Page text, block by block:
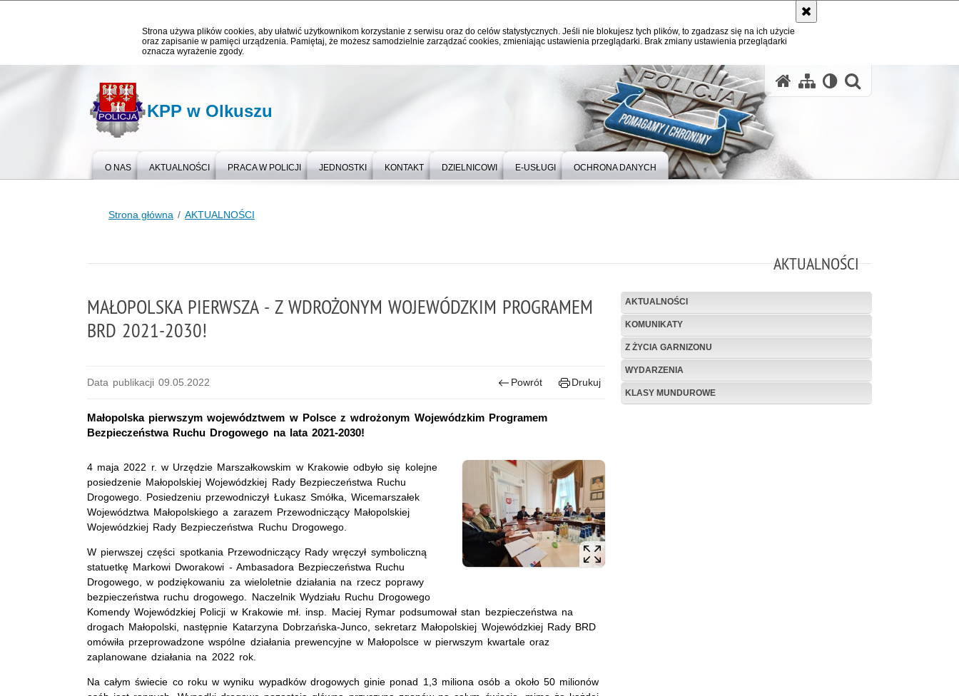
Strona używa plików cookies, aby ułatwić użytkownikom korzystanie z serwisu oraz do celów statystycznych. Jeśli nie blokujesz tych plików, to zgadzasz się na ich użycie
oraz zapisanie w pamięci urządzenia. Pamiętaj, że możesz samodzielnie zarządzać cookies, zmieniając ustawienia przeglądarki. Brak zmiany ustawienia przeglądarki
oznacza wyrażenie zgody.
KPP w Olkuszu
O NAS AKTUALNOŚCI PRACA W POLICJI JEDNOSTKI KONTAKT DZIELNICOWI E-USŁUGI OCHRONA DANYCH
Strona główna AKTUALNOŚCI
AKTUALNOŚCI
MAŁOPOLSKA PIERWSZA - Z WDROŻONYM WOJEWÓDZKIM PROGRAMEM
BRD 2021-2030!
Data publikacji 09.05.2022 Powrót Drukuj
Małopolska pierwszym województwem w Polsce z wdrożonym Wojewódzkim Programem
Bezpieczeństwa Ruchu Drogowego na lata 2021-2030!
4 maja 2022 r. w Urzędzie Marszałkowskim w Krakowie odbyło się kolejne
posiedzenie Małopolskiej Wojewódzkiej Rady Bezpieczeństwa Ruchu
Drogowego. Posiedzeniu przewodniczył Łukasz Smółka, Wicemarszałek
Województwa Małopolskiego a zarazem Przewodniczący Małopolskiej
Wojewódzkiej Rady Bezpieczeństwa Ruchu Drogowego.
W pierwszej części spotkania Przewodniczący Rady wręczył symboliczną
statuetkę Markowi Dworakowi - Ambasadora Bezpieczeństwa Ruchu
Drogowego, w podziękowaniu za wieloletnie działania na rzecz poprawy
bezpieczeństwa ruchu drogowego. Naczelnik Wydziału Ruchu Drogowego
Komendy Wojewódzkiej Policji w Krakowie mł. insp. Maciej Rymar podsumował stan bezpieczeństwa na
drogach Małopolski, następnie Katarzyna Dobrzańska-Junco, sekretarz Małopolskiej Wojewódzkiej Rady BRD
omówiła przeprowadzone wspólne działania prewencyjne w Małopolsce w pierwszym kwartale oraz
zaplanowane działania na 2022 rok.
Na całym świecie co roku w wyniku wypadków drogowych ginie ponad 1,3 miliona osób a około 50 milionów
AKTUALNOŚCI
KOMUNIKATY
Z ŻYCIA GARNIZONU
WYDARZENIA
KLASY MUNDUROWE